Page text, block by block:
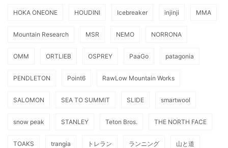
HOKA ONEONE HOUDINI Icebreaker injinji MMA
Mountain Research MSR NEMO NORRONA
OMM ORTLIEB OSPREY PaaGo patagonia
PENDLETON Point6 RawLow Mountain Works
SALOMON SEA TO SUMMIT SLIDE smartwool
snow peak STANLEY Teton Bros. THE NORTH FACE
TOAKS trangia トレラン ランニング 山と道